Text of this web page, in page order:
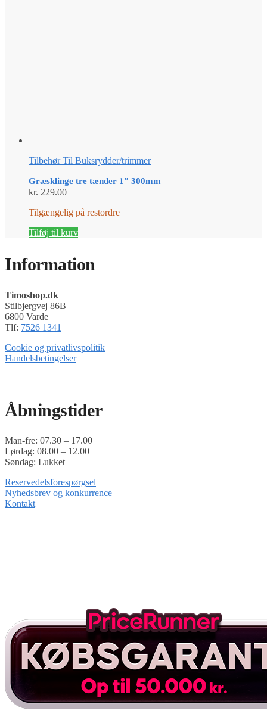
Tilbehør Til Buksrydder/trimmer
Græsklinge tre tænder 1″ 300mm
kr. 229.00
Tilgængelig på restordre
Tilføj til kurv
Information
Timoshop.dk
Stilbjergvej 86B
6800 Varde
Tlf: 7526 1341
Cookie og privatlivspolitik
Handelsbetingelser
Åbningstider
Man-fre: 07.30 – 17.00
Lørdag: 08.00 – 12.00
Søndag: Lukket
Reservedelsforespørgsel
Nyhedsbrev og konkurrence
Kontakt